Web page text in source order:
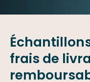
frais de